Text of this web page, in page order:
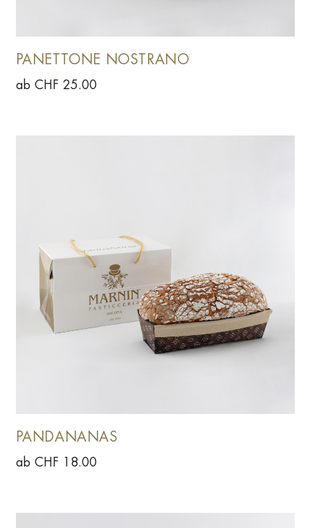
PANETTONE NOSTRANO
ab CHF 25.00
PANDANANAS
ab CHF 18.00